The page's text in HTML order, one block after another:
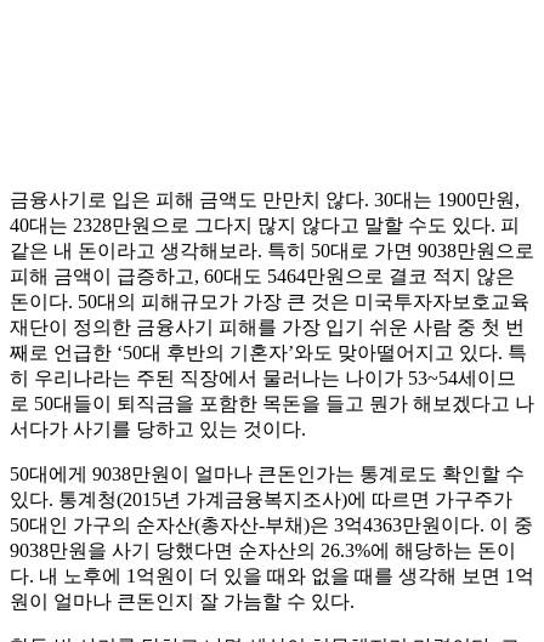
금융사기로 입은 피해 금액도 만만치 않다. 30대는 1900만원,
40대는 2328만원으로 그다지 많지 않다고 말할 수도 있다. 피
같은 내 돈이라고 생각해보라. 특히 50대로 가면 9038만원으로
피해 금액이 급증하고, 60대도 5464만원으로 결코 적지 않은
돈이다. 50대의 피해규모가 가장 큰 것은 미국투자자보호교육
재단이 정의한 금융사기 피해를 가장 입기 쉬운 사람 중 첫 번
째로 언급한 ‘50대 후반의 기혼자’와도 맞아떨어지고 있다. 특
히 우리나라는 주된 직장에서 물러나는 나이가 53~54세이므
로 50대들이 퇴직금을 포함한 목돈을 들고 뭔가 해보겠다고 나
서다가 사기를 당하고 있는 것이다.
50대에게 9038만원이 얼마나 큰돈인가는 통계로도 확인할 수
있다. 통계청(2015년 가계금융복지조사)에 따르면 가구주가
50대인 가구의 순자산(총자산-부채)은 3억4363만원이다. 이 중
9038만원을 사기 당했다면 순자산의 26.3%에 해당하는 돈이
다. 내 노후에 1억원이 더 있을 때와 없을 때를 생각해 보면 1억
원이 얼마나 큰돈인지 잘 가늠할 수 있다.